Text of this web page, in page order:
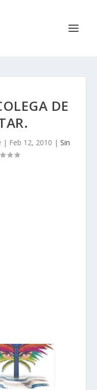
DE
| Feb 12, 2010 | Sin